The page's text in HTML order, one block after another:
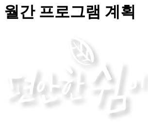
월간 프로그램 계획